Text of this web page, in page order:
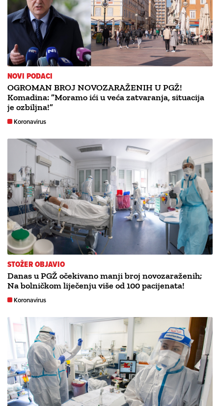
NOVI PODACI
OGROMAN BROJ NOVOZARAŽENIH U PGŽ!
Komadina: ”Moramo ići u veća zatvaranja, situacija
je ozbiljna!”
Koronavirus
STOŽER OBJAVIO
Danas u PGŽ očekivano manji broj novozaraženih;
Na bolničkom liječenju više od 100 pacijenata!
Koronavirus